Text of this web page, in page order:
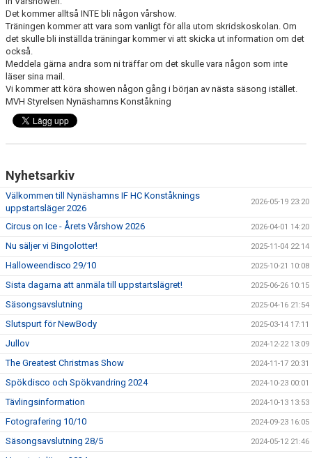
VÅRA TRÄNARE
EVENEMANG
INFORMATION
KLUBBKLÄDER
LÄGER
KONTAKT
MÄRKEN TÄVLINGSTEST TRÄNINGSGUIDE
Det kommer alltså INTE bli någon vårshow.
Träningen kommer att vara som vanligt för alla utom skridskoskolan. Om
det skulle bli inställda träningar kommer vi att skicka ut information om det
också.
Meddela gärna andra som ni träffar om det skulle vara någon som inte
läser sina mail.
Vi kommer att köra showen någon gång i början av nästa säsong istället.
MVH Styrelsen Nynäshamns Konståkning
Nyhetsarkiv
Välkommen till Nynäshamns IF HC Konståknings
uppstartsläger 2026
2026-05-19 23:20
Circus on Ice - Årets Vårshow 2026 2026-04-01 14:20
Nu säljer vi Bingolotter! 2025-11-04 22:14
Halloweendisco 29/10 2025-10-21 10:08
Sista dagarna att anmäla till uppstartslägret! 2025-06-26 10:15
Säsongsavslutning 2025-04-16 21:54
Slutspurt för NewBody 2025-03-14 17:11
Jullov 2024-12-22 13:09
The Greatest Christmas Show 2024-11-17 20:31
Spökdisco och Spökvandring 2024 2024-10-23 00:01
Tävlingsinformation 2024-10-13 13:53
Fotografering 10/10 2024-09-23 16:05
Säsongsavslutning 28/5 2024-05-12 21:46